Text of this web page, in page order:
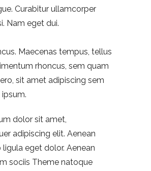
Curabitur ullamcorper
Nam eget dui.
Maecenas tempus, tellus
rhoncus, sem quam
sit amet adipiscing sem
dolor sit amet,
adipiscing elit. Aenean
eget dolor. Aenean
sociis Theme natoque